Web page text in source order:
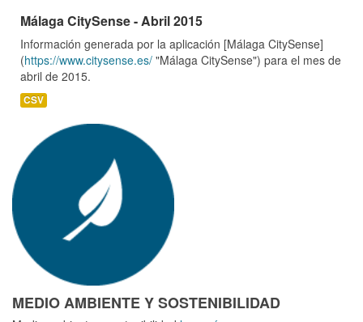
Málaga CitySense - Abril 2015
Información generada por la aplicación [Málaga CitySense]
(https://www.citysense.es/ "Málaga CitySense") para el mes de
abril de 2015.
CSV
MEDIO AMBIENTE Y SOSTENIBILIDAD